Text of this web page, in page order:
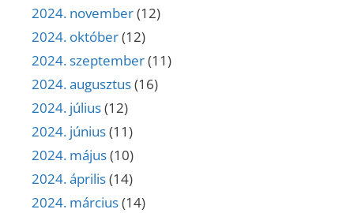
2024. november(12)
2024. október(12)
2024. szeptember(11)
2024. augusztus(16)
2024. július(12)
2024. június(11)
2024. május(10)
2024. április(14)
2024. március(14)